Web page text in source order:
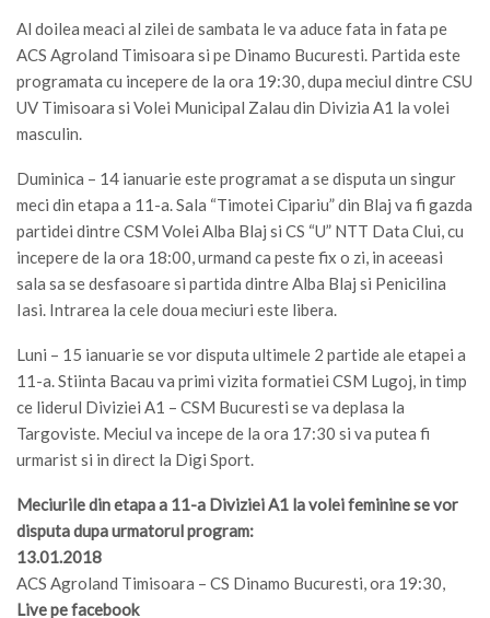
Al doilea meaci al zilei de sambata le va aduce fata in fata pe
ACS Agroland Timisoara si pe Dinamo Bucuresti. Partida este
programata cu incepere de la ora 19:30, dupa meciul dintre CSU
UV Timisoara si Volei Municipal Zalau din Divizia A1 la volei
masculin.
Duminica – 14 ianuarie este programat a se disputa un singur
meci din etapa a 11-a. Sala “Timotei Cipariu” din Blaj va fi gazda
partidei dintre CSM Volei Alba Blaj si CS “U” NTT Data Clui, cu
incepere de la ora 18:00, urmand ca peste fix o zi, in aceeasi
sala sa se desfasoare si partida dintre Alba Blaj si Penicilina
Iasi. Intrarea la cele doua meciuri este libera.
Luni – 15 ianuarie se vor disputa ultimele 2 partide ale etapei a
11-a. Stiinta Bacau va primi vizita formatiei CSM Lugoj, in timp
ce liderul Diviziei A1 – CSM Bucuresti se va deplasa la
Targoviste. Meciul va incepe de la ora 17:30 si va putea fi
urmarist si in direct la Digi Sport.
Meciurile din etapa a 11-a Diviziei A1 la volei feminine se vor
disputa dupa urmatorul program:
13.01.2018
ACS Agroland Timisoara – CS Dinamo Bucuresti, ora 19:30,
Live pe facebook